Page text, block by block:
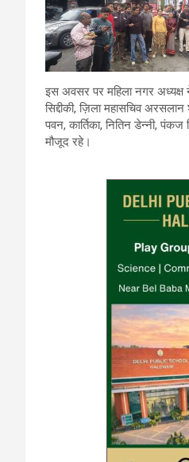
इस अवसर पर महिला नगर अध्यक्ष
सिद्दीकी, ज़िला महासचिव
पवन, कार्तिका, नितिन डेन्नी,
मौजूद रहे।